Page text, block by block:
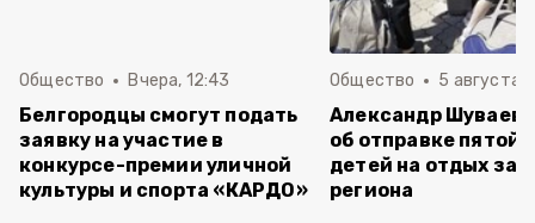
Общество Вчера, 12:43
Белгородцы смогут подать
заявку на участие в
конкурсе-премии уличной
культуры и спорта «КАРДО»
Общество 5 августа ,
Александр Шуваев
об отправке пятой
детей на отдых за
региона